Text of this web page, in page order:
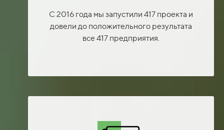
С 2016 года мы запустили 417 проекта и
довели до положительного результата
все 417 предприятия.